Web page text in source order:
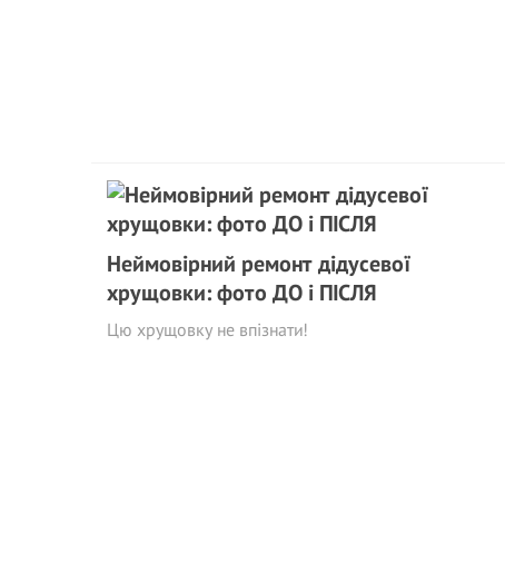
Неймовірний ремонт дідусевої
хрущовки: фото ДО і ПІСЛЯ
Цю хрущовку не впізнати!